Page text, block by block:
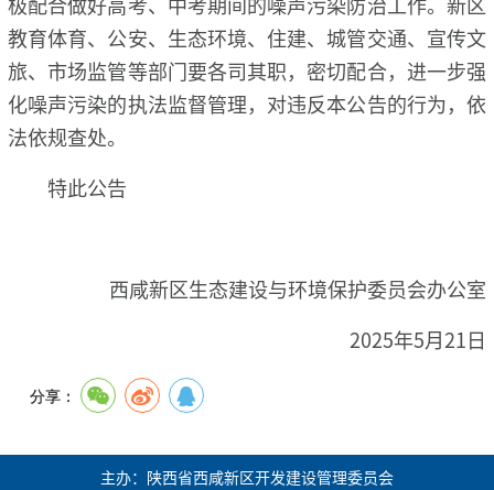
教育体育、公安、生态环境、住建、城管交通、宣传文
旅、市场监管等部门要各司其职，密切配合，进一步强
化噪声污染的执法监督管理，对违反本公告的行为，依
法依规查处。
特此公告
西咸新区生态建设与环境保护委员会办公室
2025年5月21日
分享：
主办：陕西省西咸新区开发建设管理委员会